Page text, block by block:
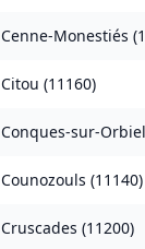
Cenne-Monestiés (
Citou (11160)
Conques-sur-Orbiel
Counozouls (11140)
Cruscades (11200)